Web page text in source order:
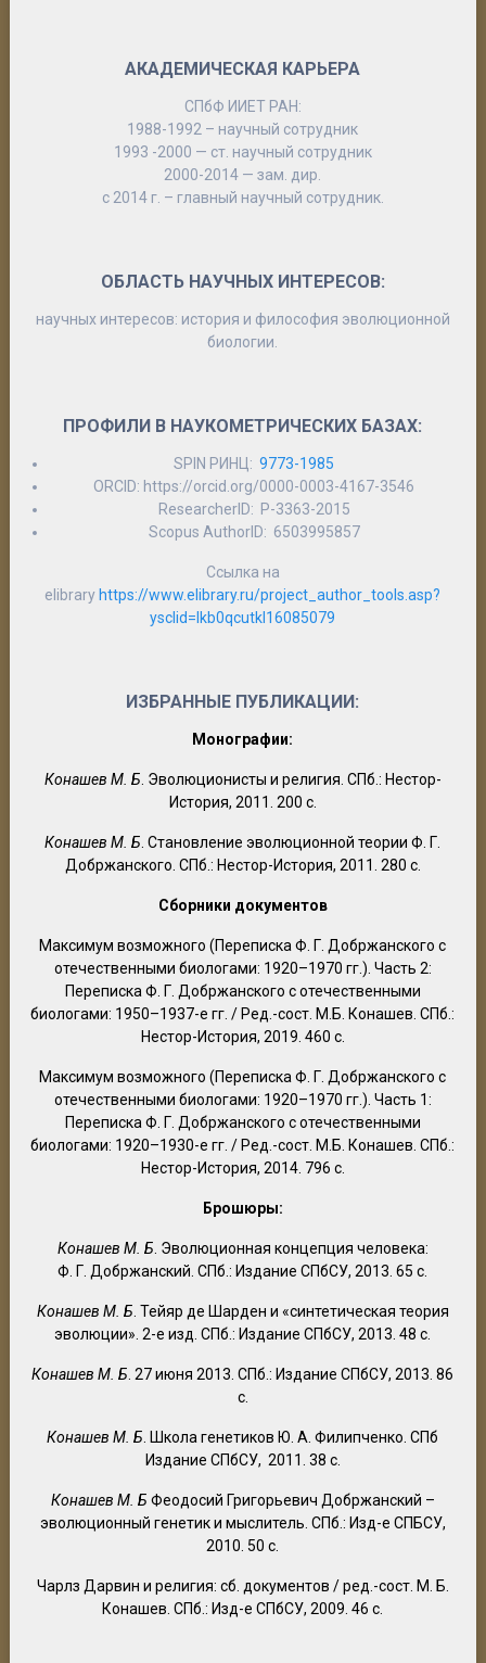
АКАДЕМИЧЕСКАЯ КАРЬЕРА
СПбФ ИИЕТ РАН:
1988-1992 – научный сотрудник
1993 -2000 — ст. научный сотрудник
2000-2014 — зам. дир.
с 2014 г. – главный научный сотрудник.
ОБЛАСТЬ НАУЧНЫХ ИНТЕРЕСОВ:
научных интересов: история и философия эволюционной
биологии.
ПРОФИЛИ В НАУКОМЕТРИЧЕСКИХ БАЗАХ:
SPIN РИНЦ:9773-1985
ORCID: https://orcid.org/0000-0003-4167-3546
ResearcherID: P-3363-2015
Scopus AuthorID: 6503995857
Ссылка на
elibrary https://www.elibrary.ru/project_author_tools.asp?
ysclid=lkb0qcutkl16085079
ИЗБРАННЫЕ ПУБЛИКАЦИИ:
Монографии:
Конашев М. Б. Эволюционисты и религия. СПб.: Нестор-
История, 2011. 200 с.
Конашев М. Б. Становление эволюционной теории Ф. Г.
Добржанского. СПб.: Нестор-История, 2011. 280 с.
Сборники документов
Максимум возможного (Переписка Ф. Г. Добржанского с
отечественными биологами: 1920–1970 гг.). Часть 2:
Переписка Ф. Г. Добржанского с отечественными
биологами: 1950–1937-е гг. / Ред.-сост. М.Б. Конашев. СПб.:
Нестор-История, 2019. 460 с.
Максимум возможного (Переписка Ф. Г. Добржанского с
отечественными биологами: 1920–1970 гг.). Часть 1:
Переписка Ф. Г. Добржанского с отечественными
биологами: 1920–1930-е гг. / Ред.-сост. М.Б. Конашев. СПб.:
Нестор-История, 2014. 796 с.
Брошюры:
Конашев М. Б. Эволюционная концепция человека:
Ф. Г. Добржанский. СПб.: Издание СПбСУ, 2013. 65 с.
Конашев М. Б. Тейяр де Шарден и «синтетическая теория
эволюции». 2-е изд. СПб.: Издание СПбСУ, 2013. 48 с.
Конашев М. Б. 27 июня 2013. СПб.: Издание СПбСУ, 2013. 86
с.
Конашев М. Б. Школа генетиков Ю. А. Филипченко. СПб
Издание СПбСУ, 2011. 38 с.
Конашев М. Б Феодосий Григорьевич Добржанский –
эволюционный генетик и мыслитель. СПб.: Изд-е СПБСУ,
2010. 50 с.
Чарлз Дарвин и религия: сб. документов / ред.-сост. М. Б.
Конашев. СПб.: Изд-е СПбСУ, 2009. 46 с.